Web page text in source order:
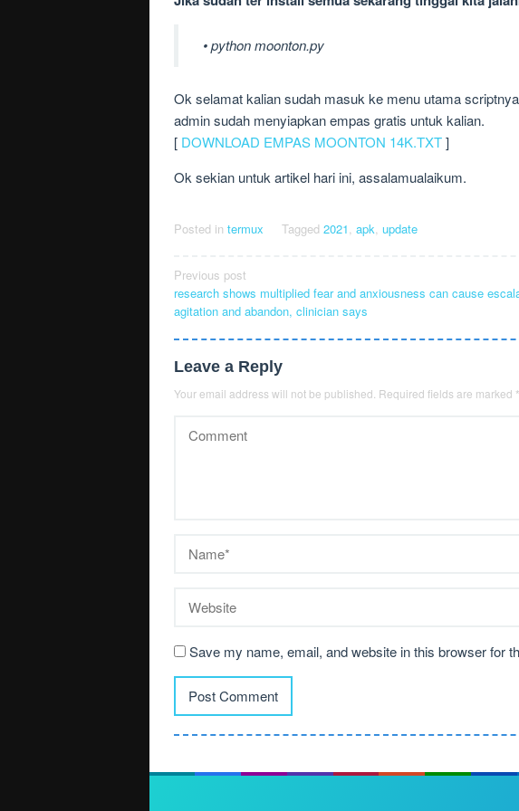
• python moonton.py
Ok selamat kalian sudah masuk ke menu utama
admin sudah menyiapkan empas gratis untuk kalian.
[ DOWNLOAD EMPAS MOONTON 14K.TXT]
Ok sekian untuk artikel hari ini, assalamualaikum.
Posted in termux Tagged 2021 apk update
Post
navigation
Previous post
research shows multiplied fear and anxiousness can cause
agitation and abandon, clinician says
Leave a Reply
Your email address will not be published. Required fields are marked *
Save my name, email, and website in this browser for